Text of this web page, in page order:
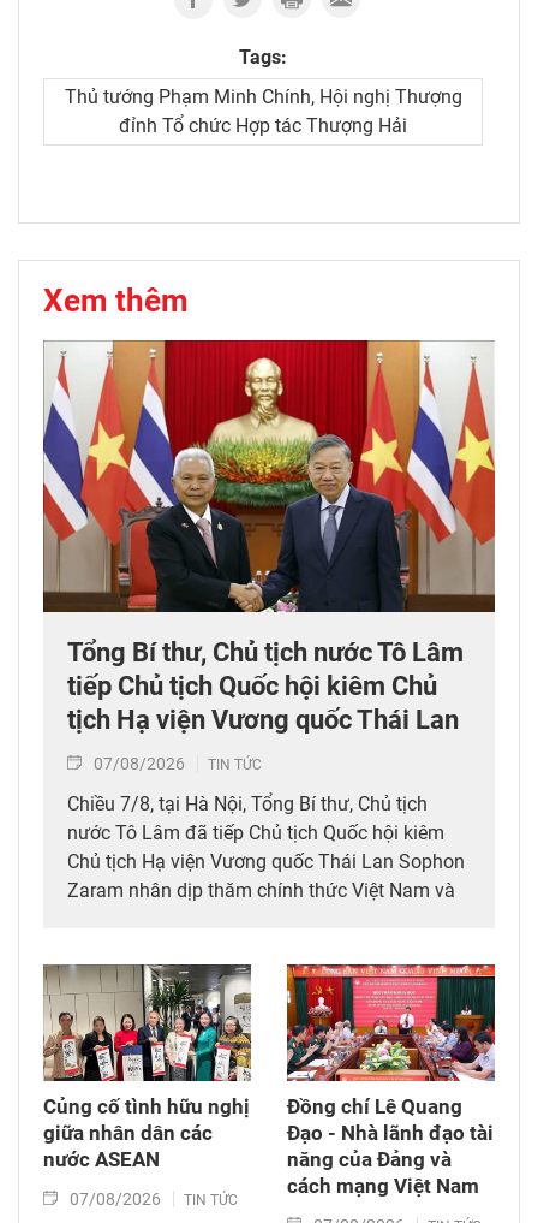
Tags:
Thủ tướng Phạm Minh Chính, Hội nghị Thượng
đỉnh Tổ chức Hợp tác Thượng Hải
Xem thêm
Tổng Bí thư, Chủ tịch nước Tô Lâm
tiếp Chủ tịch Quốc hội kiêm Chủ
tịch Hạ viện Vương quốc Thái Lan
07/08/2026 TIN TỨC
Chiều 7/8, tại Hà Nội, Tổng Bí thư, Chủ tịch
nước Tô Lâm đã tiếp Chủ tịch Quốc hội kiêm
Chủ tịch Hạ viện Vương quốc Thái Lan Sophon
Zaram nhân dịp thăm chính thức Việt Nam và
(6/8/1976 – 6/8/2026).
Củng cố tình hữu nghị
giữa nhân dân các
nước ASEAN
07/08/2026 TIN TỨC
Đồng chí Lê Quang
Đạo - Nhà lãnh đạo tài
năng của Đảng và
cách mạng Việt Nam​